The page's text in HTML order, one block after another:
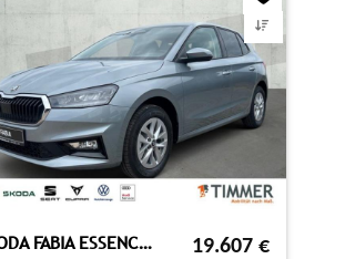
SKODA FABIA ESSENCE 1,0 TSI 70KW (95PS) *LED*HANDY*SHZ 19.607 €